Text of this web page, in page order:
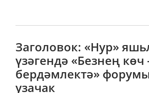
Заголовок: «Нур»
үзәгендә «Безнең көч
бердәмлектә»
узачак